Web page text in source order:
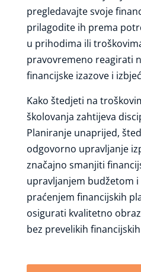
pregledavajte svoje
prilagodite ih prema
u prihodima ili
pravovremeno reagirati
financijske izazove i
Kako štedjeti na
školovanja zahtijeva
Planiranje unaprijed,
odgovorno upravljanje
značajno smanjiti
upravljanjem budžetom
praćenjem financijskih
osigurati kvalitetno
bez prevelikih